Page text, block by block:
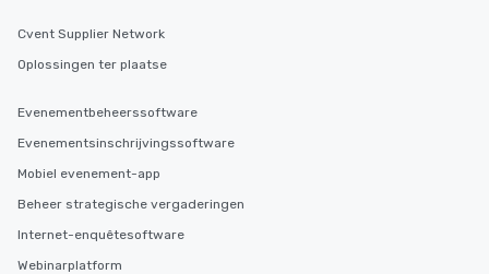
Cvent Supplier Network
Oplossingen ter plaatse
Evenementbeheerssoftware
Evenementsinschrijvingssoftware
Mobiel evenement-app
Beheer strategische vergaderingen
Internet-enquêtesoftware
Webinarplatform